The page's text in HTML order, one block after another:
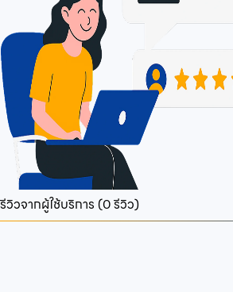
รีวิวจากผู้ใช้บริการ (0รีวิว)